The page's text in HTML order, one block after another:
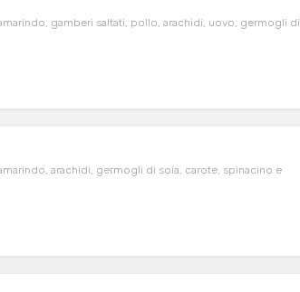
gamberi saltati, pollo, arachidi, uovo, germogli di
spinacino e